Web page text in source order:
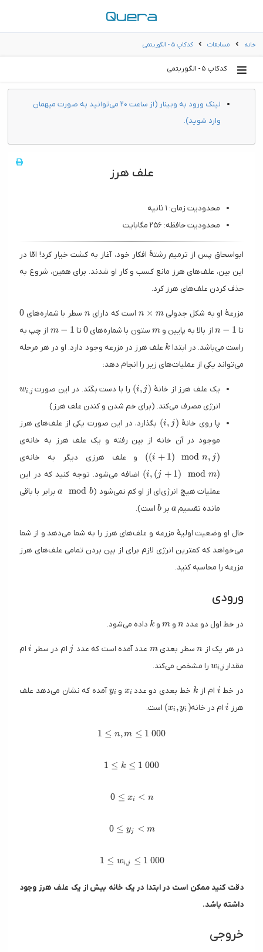
خانه مسابقات کدکاپ ۵ - الگوریتمی
کدکاپ ۵ - الگوریتمی
لینک ورود به وبینار (از ساعت ۲۰ می‌توانید به صورت میهمان
وارد شوید).
علف هرز
محدودیت زمان: ۱ ثانیه
محدودیت حافظه: ۲۵۶ مگابایت
ابواسحاق پس از ترمیم رشتهٔ افکار خود، آغاز به کشت خیار کرد! امّا در
این بین، علف‌های هرز مانع کسب و کار او شدند. برای همین، شروع به
حذف کردن علف‌های هرز کرد.
مزرعهٔ او به شکل جدولی
n\times m
n × m است که دارای n سطر با شماره‌های 0
0
تا
n - 1
n − 1 از بالا به پایین و
m
m ستون با شماره‌های0
0 تا
m - 1
m − 1
از چپ به
راست می‌باشد. در ابتداk
kعلف هرز در مزرعه وجود دارد. او در هر مرحله
می‌تواند یکی از عملیات‌های زیر را انجام دهد:
یک علف‌ هرز از خانهٔ
(i, j)
(i, j ) را با دست بکَنَد. در این صورت
w_{i, j}
wi,j
انرژی مصرف می‌کند. (برای خم شدن و کندن علف هرز)
پا روی خانهٔ
(i, j)
(i, j )
بگذارد، در این صورت یکی از علف‌های هرز
موجود در آن خانه از بین رفته و یک علف هرز به خانه‌ی
((i + 1) mod n, j ) و علف هرزی دیگر به خانه‌ی
(i, (j + 1) mod m)
اضافه می‌شود. توجه کنید که در این
عملیات هیچ انرژی‌ای از او کم نمی‌شود (
a\mod b
a mod b
برابر با باقی
مانده تقسیم
a
a بر b
b است).
حال او وضعیت اولیهٔ مزرعه و علف‌های هرز را به شما می‌دهد و از شما
می‌خواهد که کمترین انرژی لازم برای از بین بردن تمامی علف‌های هرز
مزرعه را محاسبه کنید.
ورودی
در خط اول دو عدد
n
n و m و k
k داده می‌شود.
در هر یک از
n
nسطر بعدی
m
m عدد آمده است که عدد j ام در سطر iام
مقدار
w_{i, j}
wi,j را مشخص می‌کند.
در خط i
i ام از k
k خط بعدی دو عدد
x_i
xi و
y_i
yi
آمده که نشان می‌دهد علف
هرز i ام در خانه
(x_i, y_i)
(xi ,yi ) است.
1 \le n, m \le 1\ 000
1 ≤ n,m ≤ 1 000
1 \le k \le 1\ 000
1 ≤ k ≤ 1 000
0 \le x_i < n
0 ≤ xi < n
0 \le y_j < m
0 ≤ yj < m
1 \le w_{i, j} \le 1\ 000
1 ≤ wi,j ≤ 1 000
دقت کنید ممکن است در ابتدا در یک خانه بیش از یک علف هرز وجود
داشته باشد.
خروجی